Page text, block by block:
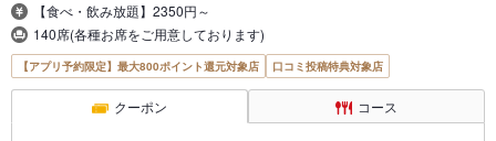
【食べ・飲み放題】2350円～
140席(各種お席をご用意しております)
【アプリ予約限定】最大800ポイント還元対象店 口コミ投稿特典対象店
クーポン コース